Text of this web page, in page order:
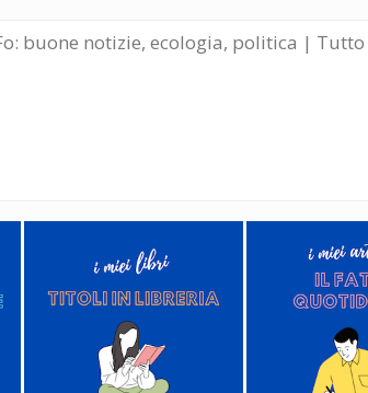
buone notizie, ecologia, politica |